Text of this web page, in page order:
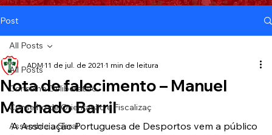
Post
All Posts
Conselho Deliberativo
Conselho de Orientação e Fiscalizaç
Assembleia Geral
All Posts
Nota de falecimento – Manuel
Machado Barril
ADM 11 de jul. de 2021 1 min de leitura
A Associação Portuguesa de Desportos vem a público